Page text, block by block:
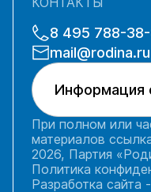
8 495 788-
mail@rodina.ru
Информация
При полном или
материалов
2026, Партия
Политика
Разработка сайта -